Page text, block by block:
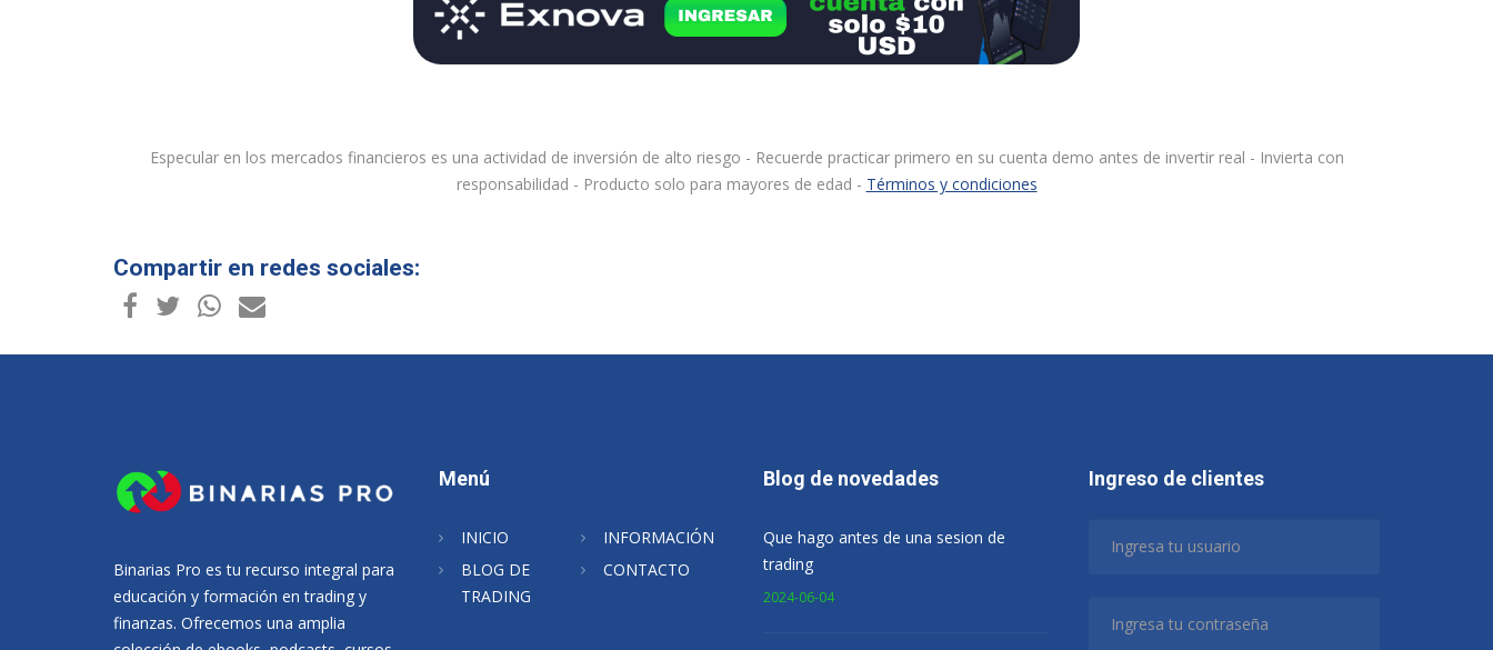
Especular en los mercados financieros es una actividad de inversión de alto riesgo - Recuerde practicar primero en su cuenta demo antes de invertir real - Invierta con
responsabilidad - Producto solo para mayores de edad - Términos y condiciones
Compartir en redes sociales:
Binarias Pro es tu recurso integral para
educación y formación en trading y
finanzas. Ofrecemos una amplia
Menú
INICIO
INFORMACIÓN
BLOG DE
TRADING
CONTACTO
Blog de novedades
Que hago antes de una sesion de
trading
2024-06-04
Ingreso de clientes